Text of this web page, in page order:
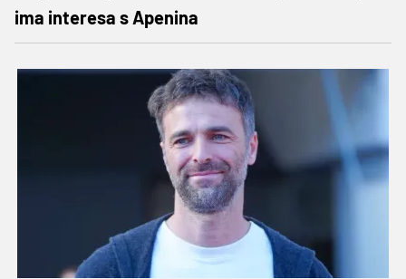
ima interesa s Apenina